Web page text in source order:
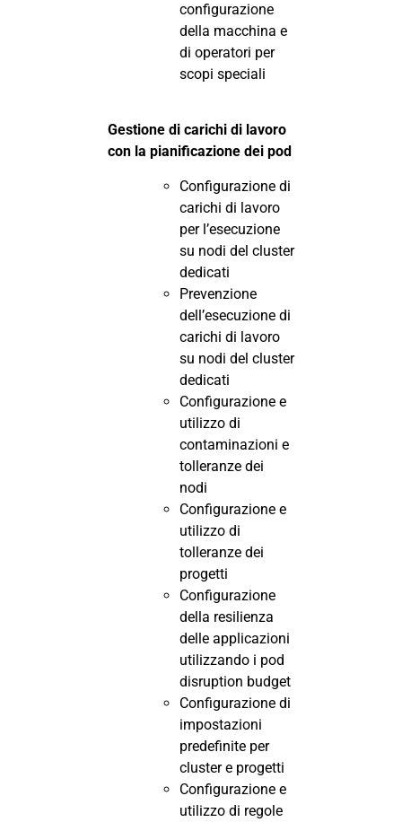
configurazione
della macchina e
di operatori per
scopi speciali
Gestione di carichi di lavoro
con la pianificazione dei pod
Configurazione di
carichi di lavoro
per l’esecuzione
su nodi del cluster
dedicati
Prevenzione
dell’esecuzione di
carichi di lavoro
su nodi del cluster
dedicati
Configurazione e
utilizzo di
contaminazioni e
tolleranze dei
nodi
Configurazione e
utilizzo di
tolleranze dei
progetti
Configurazione
della resilienza
delle applicazioni
utilizzando i pod
disruption budget
Configurazione di
impostazioni
predefinite per
cluster e progetti
Configurazione e
utilizzo di regole